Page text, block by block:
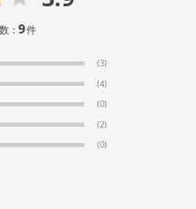
：9件
(3)
(4)
(0)
(2)
(0)